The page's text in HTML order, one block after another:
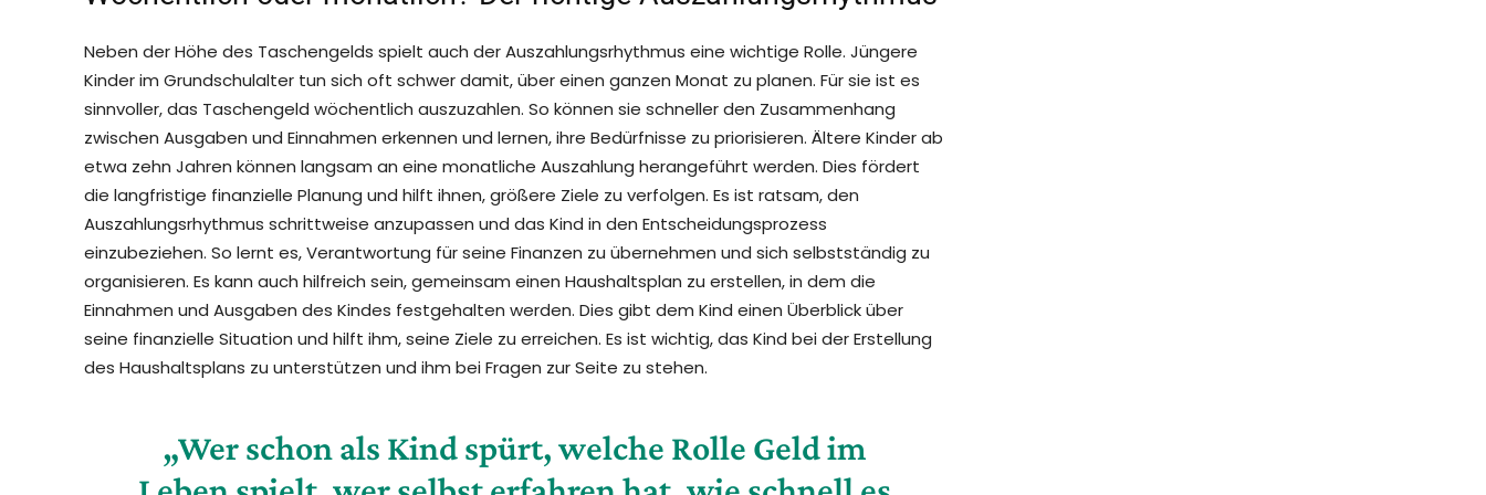
Neben der Höhe des Taschengelds spielt auch der Auszahlungsrhythmus eine wichtige Rolle. Jüngere
Kinder im Grundschulalter tun sich oft schwer damit, über einen ganzen Monat zu planen. Für sie ist es
sinnvoller, das Taschengeld wöchentlich auszuzahlen. So können sie schneller den Zusammenhang
zwischen Ausgaben und Einnahmen erkennen und lernen, ihre Bedürfnisse zu priorisieren. Ältere Kinder ab
etwa zehn Jahren können langsam an eine monatliche Auszahlung herangeführt werden. Dies fördert
die langfristige finanzielle Planung und hilft ihnen, größere Ziele zu verfolgen. Es ist ratsam, den
Auszahlungsrhythmus schrittweise anzupassen und das Kind in den Entscheidungsprozess
einzubeziehen. So lernt es, Verantwortung für seine Finanzen zu übernehmen und sich selbstständig zu
organisieren. Es kann auch hilfreich sein, gemeinsam einen Haushaltsplan zu erstellen, in dem die
Einnahmen und Ausgaben des Kindes festgehalten werden. Dies gibt dem Kind einen Überblick über
seine finanzielle Situation und hilft ihm, seine Ziele zu erreichen. Es ist wichtig, das Kind bei der Erstellung
des Haushaltsplans zu unterstützen und ihm bei Fragen zur Seite zu stehen.
„Wer schon als Kind spürt, welche Rolle Geld im